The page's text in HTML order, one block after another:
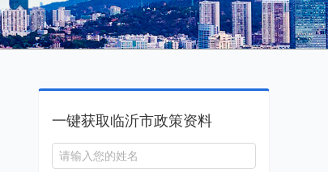
一键获取临沂市政策资料